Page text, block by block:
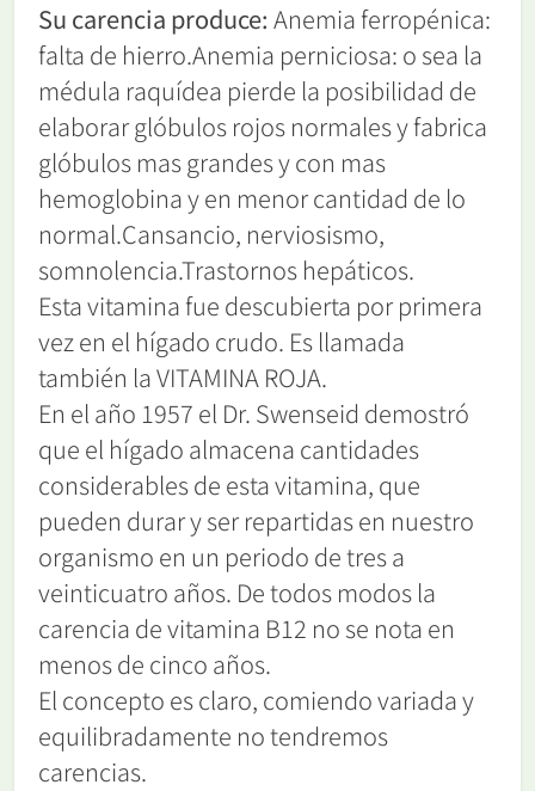
Su carencia produce: Anemia ferropénica:
falta de hierro.Anemia perniciosa: o sea la
médula raquídea pierde la posibilidad de
elaborar glóbulos rojos normales y fabrica
glóbulos mas grandes y con mas
hemoglobina y en menor cantidad de lo
normal.Cansancio, nerviosismo,
somnolencia.Trastornos hepáticos.
Esta vitamina fue descubierta por primera
vez en el hígado crudo. Es llamada
también la VITAMINA ROJA.
En el año 1957 el Dr. Swenseid demostró
que el hígado almacena cantidades
considerables de esta vitamina, que
pueden durar y ser repartidas en nuestro
organismo en un periodo de tres a
veinticuatro años. De todos modos la
carencia de vitamina B12 no se nota en
menos de cinco años.
El concepto es claro, comiendo variada y
equilibradamente no tendremos
carencias.